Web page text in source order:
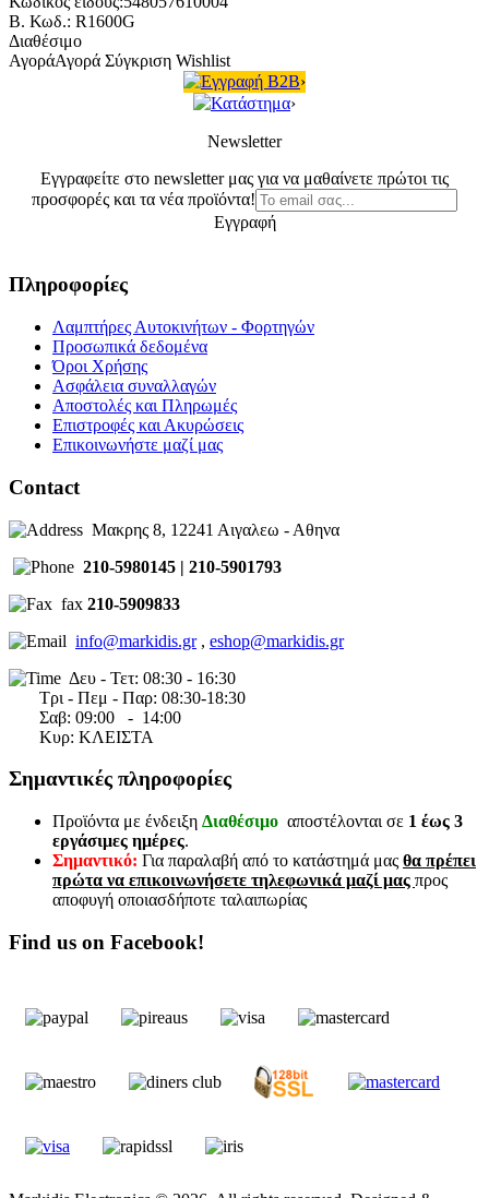
B. Κωδ.: R1600G
Διαθέσιμο
ΑγοράΑγορά Σύγκριση Wishlist
Εγγραφή B2B›
Κατάστημα›
Newsletter
Εγγραφείτε στο newsletter μας για να μαθαίνετε πρώτοι τις
προσφορές και τα νέα προϊόντα!
Εγγραφή
Πληροφορίες
Λαμπτήρες Αυτοκινήτων - Φορτηγών
Προσωπικά δεδομένα
Όροι Χρήσης
Ασφάλεια συναλλαγών
Αποστολές και Πληρωμές
Επιστροφές και Ακυρώσεις
Επικοινωνήστε μαζί μας
Contact
Μακρης 8, 12241 Αιγαλεω - Αθηνα
210-5980145 | 210-5901793
fax 210-5909833
info@markidis.gr, eshop@markidis.gr
Δευ - Τετ: 08:30 - 16:30
Τρι - Πεμ - Παρ: 08:30-18:30
Σαβ: 09:00 - 14:00
Κυρ: ΚΛΕΙΣΤΑ
Σημαντικές πληροφορίες
Προϊόντα με ένδειξη Διαθέσιμο αποστέλονται σε 1 έως 3
εργάσιμες ημέρες.
Σημαντικό: Για παραλαβή από το κατάστημά μας θα πρέπει
πρώτα να επικοινωνήσετε τηλεφωνικά μαζί μας προς
αποφυγή οποιασδήποτε ταλαιπωρίας
Find us on Facebook!